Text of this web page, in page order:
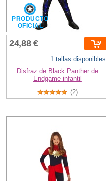
PRODUCTO
OFICIAL
24,88 €
1 tallas disponibles
Disfraz de Black Panther de
Endgame infantil
(2)